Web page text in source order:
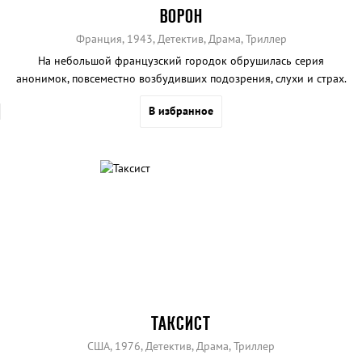
ВОРОН
Франция, 1943, Детектив, Драма, Триллер
На небольшой французский городок обрушилась серия
анонимок, повсеместно возбудивших подозрения, слухи и страх.
В избранное
ТАКСИСТ
США, 1976, Детектив, Драма, Триллер